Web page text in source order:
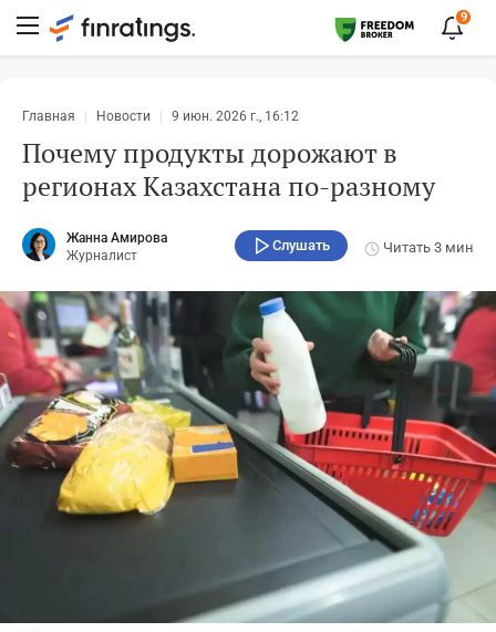
9
Главная Новости 9 июн. 2026 г., 16:12
Почему продукты дорожают в
регионах Казахстана по-разному
Жанна Амирова
Журналист
Слушать Читать 3 мин